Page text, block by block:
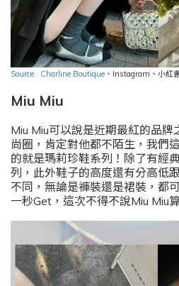
Source : Charline Boutique 、 Instagram 、小紅
Miu Miu
Miu Miu可以說是近期最紅的品
尚圈，肯定對他都不陌生，我們
的就是瑪莉珍鞋系列！除了有經
列，此外鞋子的高度還有分高低
不同，無論是褲裝還是裙裝，都
一秒Get，這次不得不說Miu Miu